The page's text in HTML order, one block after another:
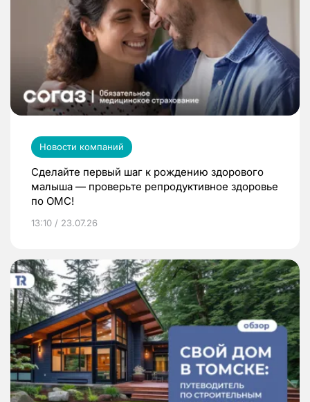
Новости компаний
Сделайте первый шаг к рождению здорового
малыша — проверьте репродуктивное здоровье
по ОМС!
13:10 / 23.07.26